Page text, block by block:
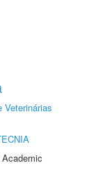
Veterinárias